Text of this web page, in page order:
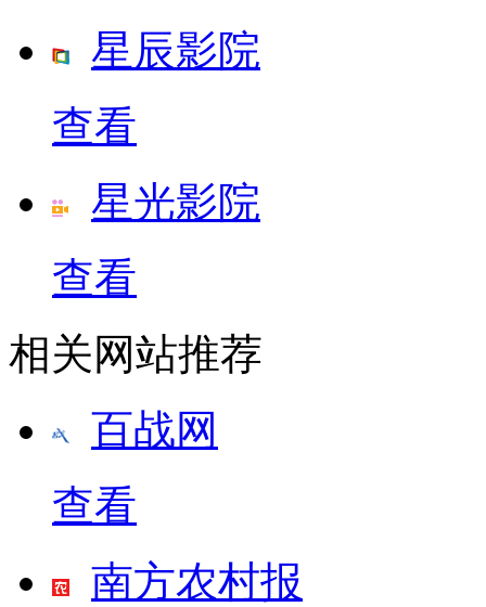
星辰影院
查看
星光影院
查看
相关网站推荐
百战网
查看
南方农村报